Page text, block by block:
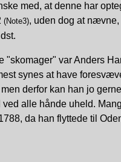
med, at denne har
(Note3), uden dog at nævne,
"skomager" var Anders
synes at have
derfor kan han jo
alle hånde uheld.
da han flyttede til